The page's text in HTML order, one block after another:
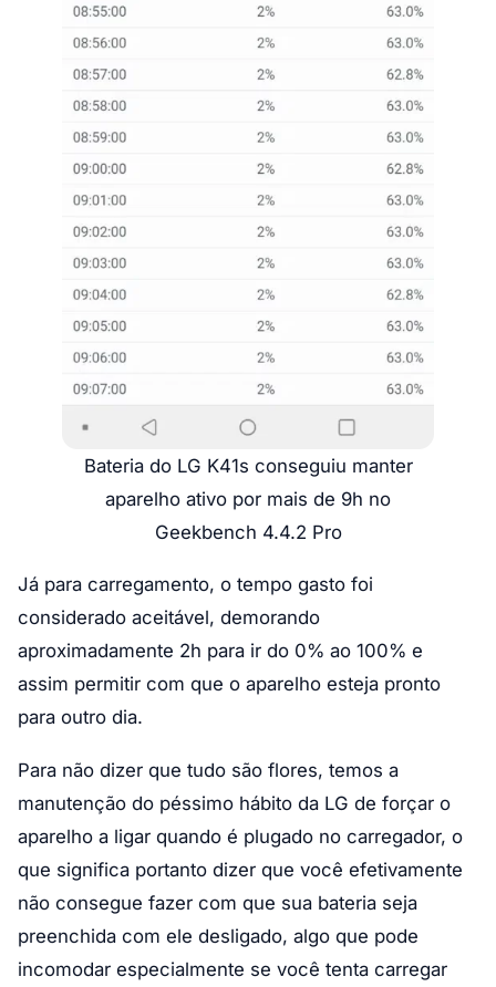
Bateria do LG K41s conseguiu manter
aparelho ativo por mais de 9h no
Geekbench 4.4.2 Pro
Já para carregamento, o tempo gasto foi
considerado aceitável, demorando
aproximadamente 2h para ir do 0% ao 100% e
assim permitir com que o aparelho esteja pronto
para outro dia.
Para não dizer que tudo são flores, temos a
manutenção do péssimo hábito da LG de forçar o
aparelho a ligar quando é plugado no carregador, o
que significa portanto dizer que você efetivamente
não consegue fazer com que sua bateria seja
preenchida com ele desligado, algo que pode
incomodar especialmente se você tenta carregar